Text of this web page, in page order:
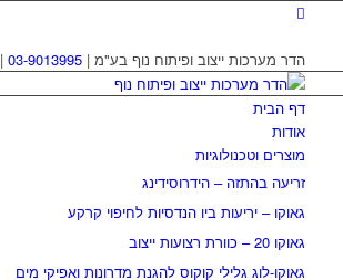
הדר מערכות ייצוב ופיתוח נוף בע"מ | 03-9013995
|
דף הבית
אודות
מוצרים וטכנולוגיות
זריעה בהתזה – הידרוסידינג
גאוקו – יריעות ביו הנדסיות לחיפוי קרקע
גאוקו 20 – כוורת רצועות ייצוב
גאוקו-לוג גלילי קוקוס להגנת מדרונות ואפיקי מים